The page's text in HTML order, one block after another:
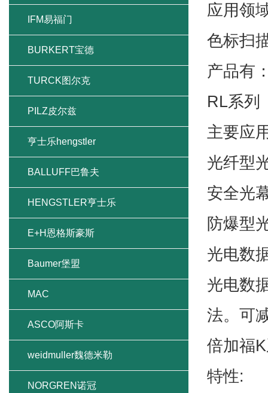
应用领
色标扫
产品有
RL系列
主要应
光纤型
安全光
防爆型
光电数
光电数
法。可
倍加福
特性:
IFM易福门
BURKERT宝德
TURCK图尔克
PILZ皮尔兹
亨士乐hengstler
BALLUFF巴鲁夫
HENGSTLER亨士乐
E+H恩格斯豪斯
Baumer堡盟
MAC
ASCO阿斯卡
weidmuller魏德米勒
NORGREN诺冠